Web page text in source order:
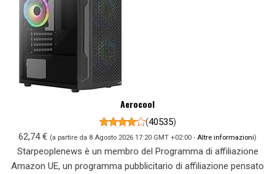
Aerocool
(40535)
62,74 € (a partire da 8 Agosto 2026 17:20 GMT +02:00 - Altre informazioni)
Starpeoplenews è un membro del Programma di affiliazione
Amazon UE, un programma pubblicitario di affiliazione pensato